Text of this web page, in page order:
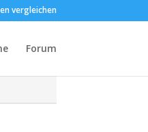
vergleichen
Forum